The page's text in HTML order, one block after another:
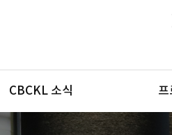
CBCKL 소식 프